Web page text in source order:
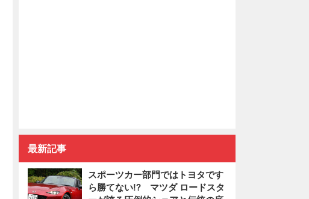
最新記事
スポーツカー部門ではトヨタです
ら勝てない!? マツダ ロードスタ